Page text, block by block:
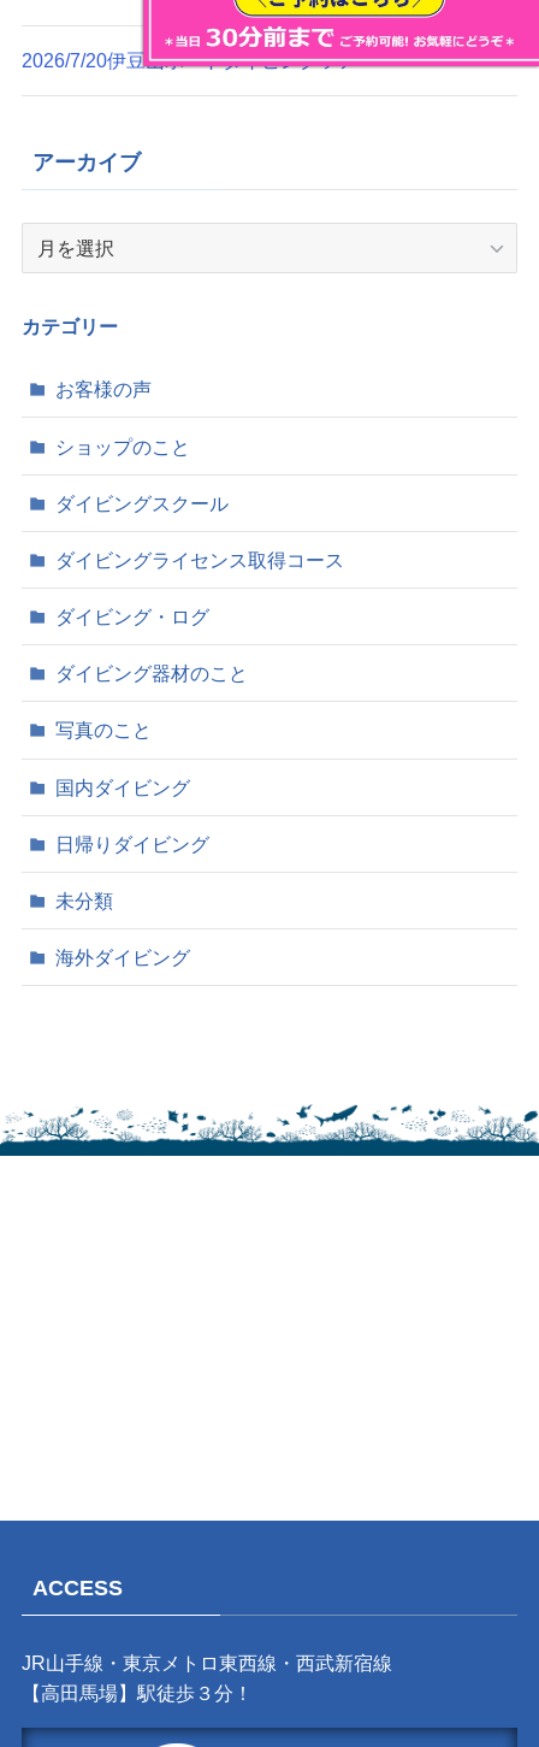
2026/7/20伊豆山ボートダイビングツアー
アーカイブ
イ
カテゴリー
お客様の声
ショップのこと
ダイビングスクール
ダイビングライセンス取得コース
ダイビング・ログ
ダイビング器材のこと
写真のこと
国内ダイビング
日帰りダイビング
未分類
海外ダイビング
ACCESS
JR山手線・東京メトロ東西線・西武新宿線
【高田馬場】駅徒歩３分！